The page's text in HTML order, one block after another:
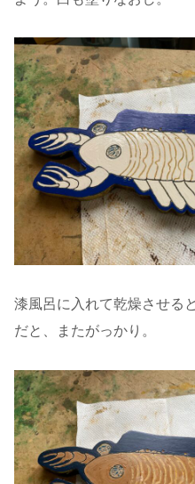
漆風呂に入れて乾燥させる
だと、またがっかり。